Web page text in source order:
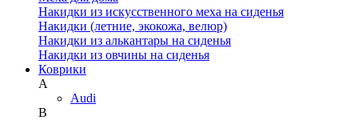
Накидки из искусственного меха на сиденья
Накидки (летние, экокожа, велюр)
Накидки из алькантары на сиденья
Накидки из овчины на сиденья
Коврики
A
Audi
B